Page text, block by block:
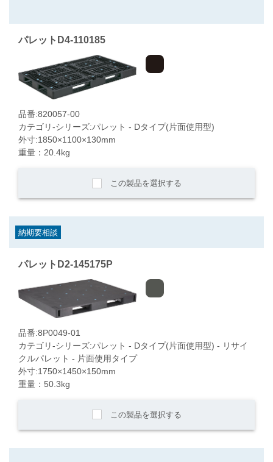
パレットD4-110185
品番:820057-00
カテゴリ-シリーズ:パレット - Dタイプ(片面使用型)
外寸:1850×1100×130mm
重量：20.4kg
この製品を選択する
納期要相談
パレットD2-145175P
品番:8P0049-01
カテゴリ-シリーズ:パレット - Dタイプ(片面使用型) - リサイ
クルパレット - 片面使用タイプ
外寸:1750×1450×150mm
重量：50.3kg
この製品を選択する